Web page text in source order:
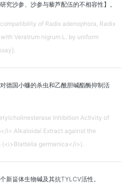
究沙参、沙参与藜芦配伍的不相容性】。
of Radix adenophora, Radix
Veratrum nigrum L. by uniform
德国小蠊的杀虫和乙酰胆碱酯酶抑制活
Inhibition Activity of
i> Alkaloidal Extract against the
(<i>Blattella germanica</i>).
新甾体生物碱及其抗TYLCV活性。